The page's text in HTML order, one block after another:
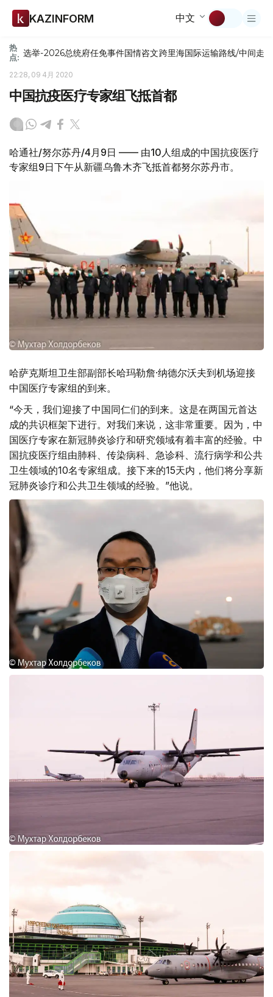
KAZINFORM 中文
热
点: 选举-2026总统府任免事件国情咨文跨里海国际运输路线/中间走廊
22:28, 09 4月 2020
中国抗疫医疗专家组飞抵首都
哈通社/努尔苏丹/4月9日 —— 由10人组成的中国抗疫医疗
专家组9日下午从新疆乌鲁木齐飞抵首都努尔苏丹市。
哈萨克斯坦卫生部副部长哈玛勒詹·纳德尔沃夫到机场迎接
中国医疗专家组的到来。
“今天，我们迎接了中国同仁们的到来。这是在两国元首达
成的共识框架下进行。对我们来说，这非常重要。因为，中
国医疗专家在新冠肺炎诊疗和研究领域有着丰富的经验。中
国抗疫医疗组由肺科、传染病科、急诊科、流行病学和公共
卫生领域的10名专家组成。接下来的15天内，他们将分享新
冠肺炎诊疗和公共卫生领域的经验。”他说。